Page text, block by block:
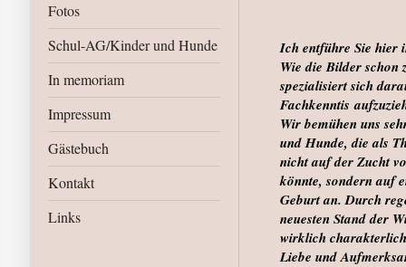
Fotos
Schul-AG/Kinder und Hunde
In memoriam
Impressum
Gästebuch
Kontakt
Links
Ich entführe Sie hier
Wie die Bilder schon
spezialisiert sich
Fachkenntis
Wir bemühen uns
und Hunde, die als
nicht auf der Zucht
könnte, sondern auf
Geburt an. Durch
neuesten Stand der
wirklich
Liebe und